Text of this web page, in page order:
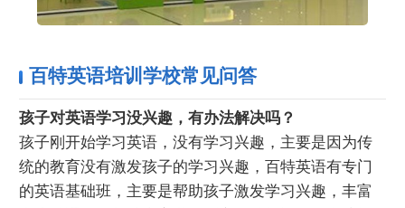
百特英语培训学校常见问答
孩子对英语学习没兴趣，有办法解决吗？
孩子刚开始学习英语，没有学习兴趣，主要是因为传
统的教育没有激发孩子的学习兴趣，百特英语有专门
的英语基础班，主要是帮助孩子激发学习兴趣，丰富